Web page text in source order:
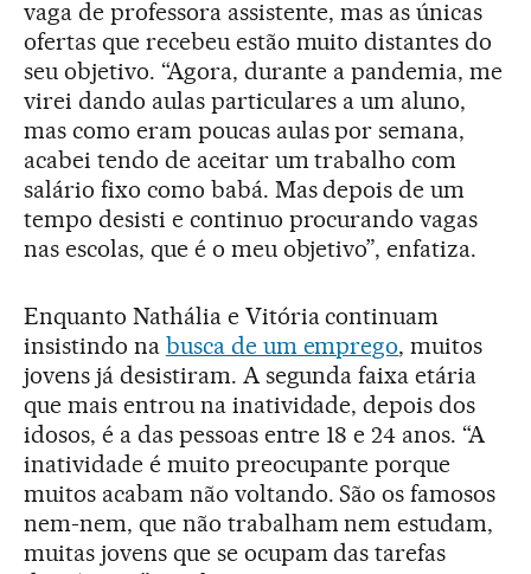
vaga de professora assistente, mas as únicas
ofertas que recebeu estão muito distantes do
seu objetivo. “Agora, durante a pandemia, me
virei dando aulas particulares a um aluno,
mas como eram poucas aulas por semana,
acabei tendo de aceitar um trabalho com
salário fixo como babá. Mas depois de um
tempo desisti e continuo procurando vagas
nas escolas, que é o meu objetivo”, enfatiza.
Enquanto Nathália e Vitória continuam
insistindo na busca de um emprego, muitos
jovens já desistiram. A segunda faixa etária
que mais entrou na inatividade, depois dos
idosos, é a das pessoas entre 18 e 24 anos. “A
inatividade é muito preocupante porque
muitos acabam não voltando. São os famosos
nem-nem, que não trabalham nem estudam,
muitas jovens que se ocupam das tarefas